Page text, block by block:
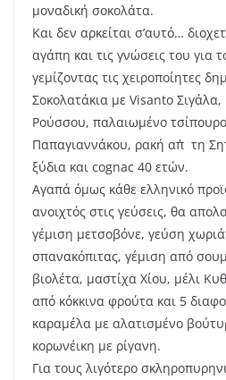
μοναδική σοκολάτα.
Και δεν αρκείται σ’αυτό…
αγάπη και τις γνώσεις του για
γεμίζοντας τις χειροποίητες
Σοκολατάκια με Visanto
Ρούσσου, παλαιωμένο
Παπαγιαννάκου, ρακή απ΄τη
ξύδια και cognac 40 ετών.
Αγαπά όμως κάθε ελληνικό
ανοιχτός στις γεύσεις, θα
γέμιση μετσοβόνε, γεύση
σπανακόπιτας, γέμιση από
βιολέτα, μαστίχα Χίου, μέλι
από κόκκινα φρούτα και 5
καραμέλα με αλατισμένο
κορωνέικη με ρίγανη.
Για τους λιγότερο